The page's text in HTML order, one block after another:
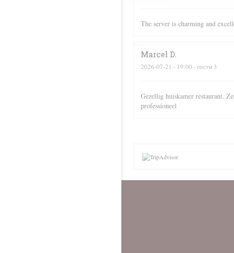
The server is charming and
Marcel D
2026-07-21 - 19:00 - гости 3
Gezellig huiskamer restaurant.
professioneel